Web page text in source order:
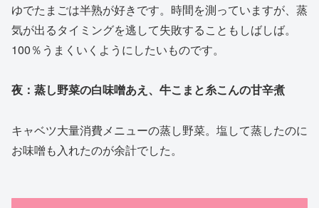
ゆでたまごは半熟が好きです。時間を測っていますが、蒸
気が出るタイミングを逃して失敗することもしばしば。
100％うまくいくようにしたいものです。
夜：蒸し野菜の白味噌あえ、牛こまと糸こんの甘辛煮
キャベツ大量消費メニューの蒸し野菜。塩して蒸したのに
お味噌も入れたのが余計でした。